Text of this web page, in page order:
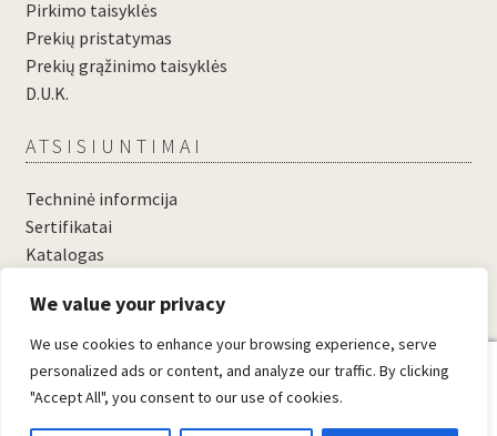
We value your privacy
We use cookies to enhance your browsing experience, serve
personalized ads or content, and analyze our traffic. By clicking
"Accept All", you consent to our use of cookies.
Pirkimo taisyklės
Prekių pristatymas
Prekių grąžinimo taisyklės
D.U.K.
ATSISIUNTIMAI
Techninė informcija
Sertifikatai
Katalogas
....
© Domosta.lt 2026
0